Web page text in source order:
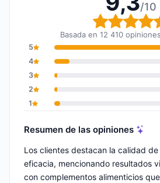
/10
Basada en 12 410
5
4
3
2
1
Resumen de las opiniones
Los clientes destacan la calidad
eficacia, mencionando resultados
con complementos alimenticios